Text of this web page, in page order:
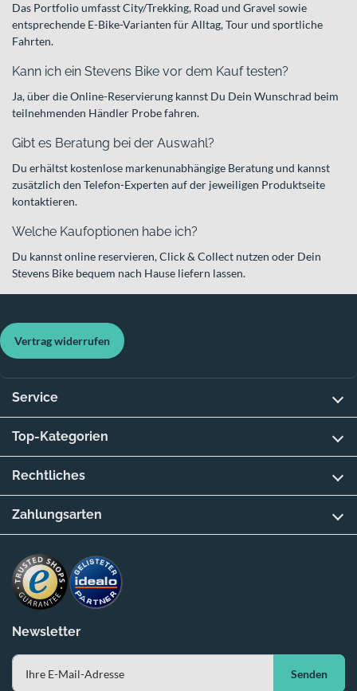
Das Portfolio umfasst City/Trekking, Road und Gravel sowie
entsprechende E-Bike-Varianten für Alltag, Tour und sportliche
Fahrten.
Kann ich ein Stevens Bike vor dem Kauf testen?
Ja, über die Online-Reservierung kannst Du Dein Wunschrad beim
teilnehmenden Händler Probe fahren.
Gibt es Beratung bei der Auswahl?
Du erhältst kostenlose markenunabhängige Beratung und kannst
zusätzlich den Telefon-Experten auf der jeweiligen Produktseite
kontaktieren.
Welche Kaufoptionen habe ich?
Du kannst online reservieren, Click & Collect nutzen oder Dein
Stevens Bike bequem nach Hause liefern lassen.
Newsletter
Senden
Vertrag widerrufen
Service
Top-Kategorien
Rechtliches
Zahlungsarten